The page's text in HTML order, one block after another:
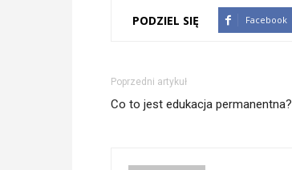
PODZIEL SIĘ Facebook
Poprzedni artykuł
Co to jest edukacja permanentna?